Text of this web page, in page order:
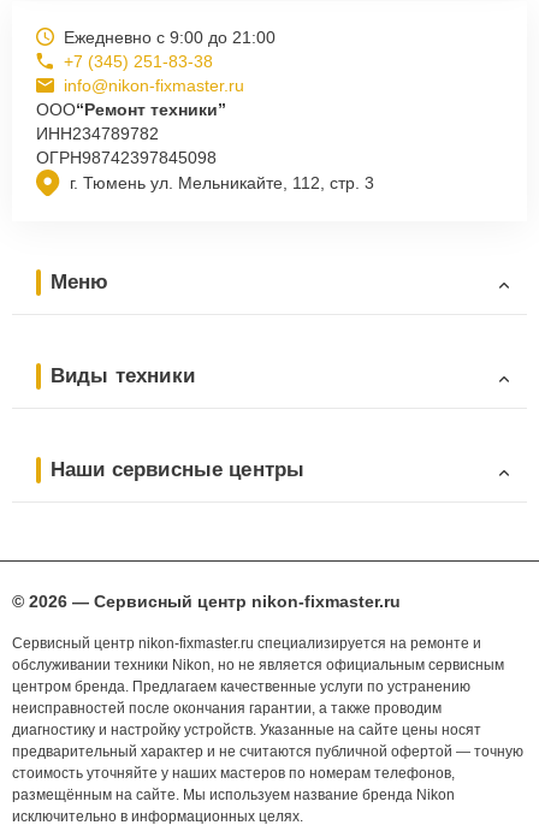
г. Тюмень ул. Мельникайте, 112, стр. 3
Ежедневно с 9:00 до 21:00
+7 (345) 251-83-38
info@nikon-fixmaster.ru
ООО“Ремонт техники”
ИНН234789782
ОГРН98742397845098
Меню
Виды техники
Наши сервисные центры
© 2026 — Сервисный центр nikon-fixmaster.ru
Сервисный центр nikon-fixmaster.ru специализируется на ремонте и
обслуживании техники Nikon, но не является официальным сервисным
центром бренда. Предлагаем качественные услуги по устранению
неисправностей после окончания гарантии, а также проводим
диагностику и настройку устройств. Указанные на сайте цены носят
предварительный характер и не считаются публичной офертой — точную
стоимость уточняйте у наших мастеров по номерам телефонов,
размещённым на сайте. Мы используем название бренда Nikon
исключительно в информационных целях.